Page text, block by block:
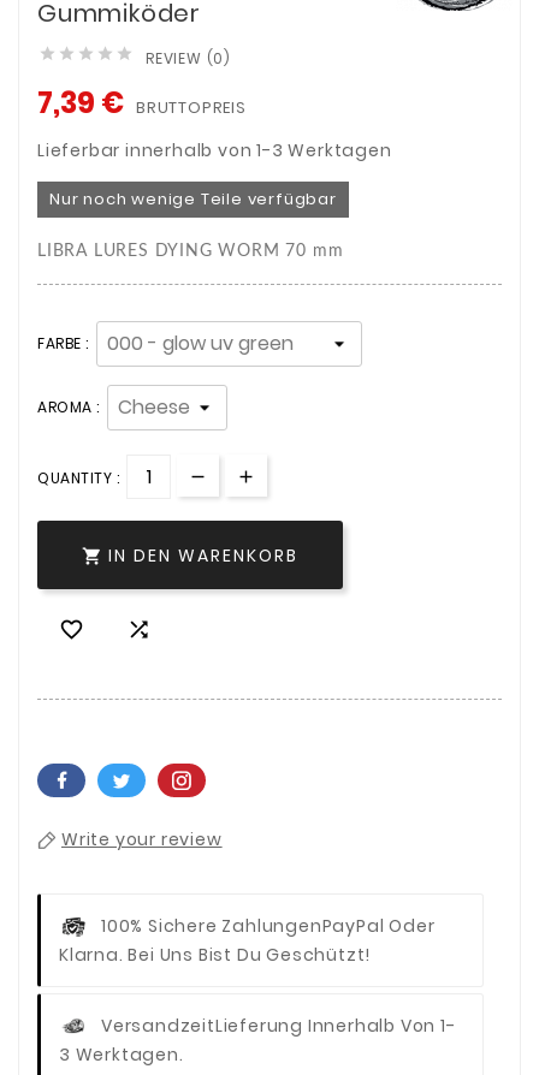
Gummiköder
     REVIEW (0)
7,39 € BRUTTOPREIS
Lieferbar innerhalb von 1-3 Werktagen
Nur noch wenige Teile verfügbar
LIBRA LURES DYING WORM 70 mm
FARBE :
AROMA :
QUANTITY :
 IN DEN WARENKORB
 
Write your review
100% Sichere ZahlungenPayPal Oder
Klarna. Bei Uns Bist Du Geschützt!
VersandzeitLieferung Innerhalb Von 1-
3 Werktagen.